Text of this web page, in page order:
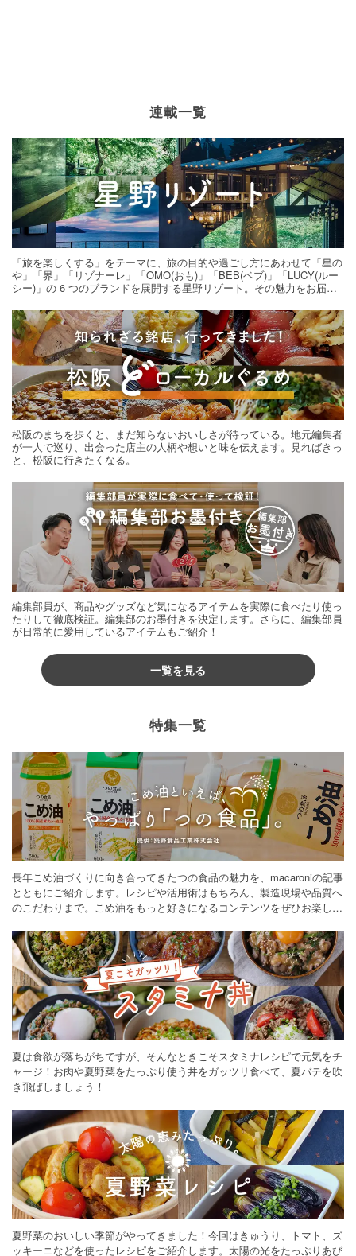
連載一覧
「旅を楽しくする」をテーマに、旅の目的や過ごし方にあわせて「星の
や」「界」「リゾナーレ」「OMO(おも)」「BEB(ベブ)」「LUCY(ルー
シー)」の 6 つのブランドを展開する星野リゾート。その魅力をお届け
松阪のまちを歩くと、まだ知らないおいしさが待っている。地元編集者
が一人で巡り、出会った店主の人柄や想いと味を伝えます。見ればきっ
と、松阪に行きたくなる。
編集部員が、商品やグッズなど気になるアイテムを実際に食べたり使っ
たりして徹底検証。編集部のお墨付きを決定します。さらに、編集部員
が日常的に愛用しているアイテムもご紹介！
一覧を見る
特集一覧
長年こめ油づくりに向き合ってきたつの食品の魅力を、macaroniの記事
とともにご紹介します。レシピや活用術はもちろん、製造現場や品質へ
のこだわりまで。こめ油をもっと好きになるコンテンツをぜひお楽しみ
夏は食欲が落ちがちですが、そんなときこそスタミナレシピで元気をチ
ャージ！お肉や夏野菜をたっぷり使う丼をガッツリ食べて、夏バテを吹
き飛ばしましょう！
夏野菜のおいしい季節がやってきました！今回はきゅうり、トマト、ズ
ッキーニなどを使ったレシピをご紹介します。太陽の光をたっぷりあび